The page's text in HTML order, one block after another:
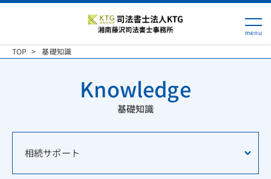
TOP 基礎知識
Knowledge
基礎知識
相続サポート